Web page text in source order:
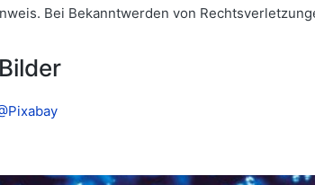
Bei Bekanntwerden von